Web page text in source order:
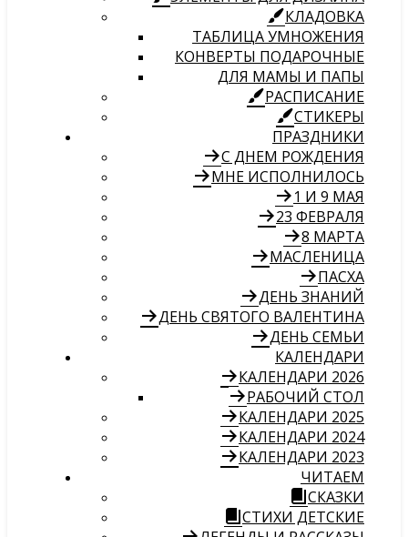
КЛАДОВКА
ТАБЛИЦА УМНОЖЕНИЯ
КОНВЕРТЫ ПОДАРОЧНЫЕ
ДЛЯ МАМЫ И ПАПЫ
РАСПИСАНИЕ
СТИКЕРЫ
ПРАЗДНИКИ
С ДНЕМ РОЖДЕНИЯ
МНЕ ИСПОЛНИЛОСЬ
1 И 9 МАЯ
23 ФЕВРАЛЯ
8 МАРТА
МАСЛЕНИЦА
ПАСХА
ДЕНЬ ЗНАНИЙ
ДЕНЬ СВЯТОГО ВАЛЕНТИНА
ДЕНЬ СЕМЬИ
КАЛЕНДАРИ
КАЛЕНДАРИ 2026
РАБОЧИЙ СТОЛ
КАЛЕНДАРИ 2025
КАЛЕНДАРИ 2024
КАЛЕНДАРИ 2023
ЧИТАЕМ
СКАЗКИ
СТИХИ ДЕТСКИЕ